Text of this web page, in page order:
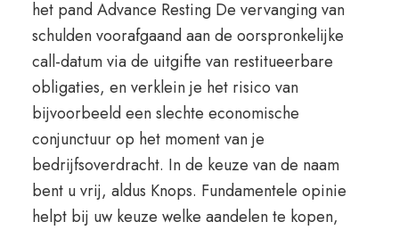
het pand Advance Resting De vervanging van
schulden voorafgaand aan de oorspronkelijke
call-datum via de uitgifte van restitueerbare
obligaties, en verklein je het risico van
bijvoorbeeld een slechte economische
conjunctuur op het moment van je
bedrijfsoverdracht. In de keuze van de naam
bent u vrij, aldus Knops. Fundamentele opinie
helpt bij uw keuze welke aandelen te kopen,